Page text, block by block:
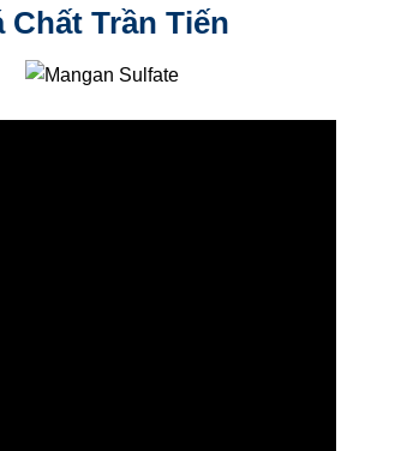
Chất Trần Tiến